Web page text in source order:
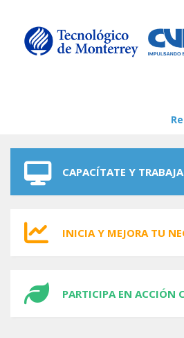
CAPACÍTATE Y TRABAJA
INICIA Y MEJORA TU
PARTICIPA EN ACCIÓN